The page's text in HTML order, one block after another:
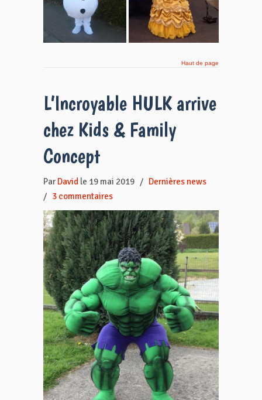
Haut de page
L’Incroyable HULK arrive
chez Kids & Family
Concept
Par David le 19 mai 2019 /
Dernières news
/ 3 commentaires